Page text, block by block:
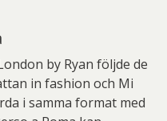
by Ryan följde de
in fashion och Mi
i samma format med